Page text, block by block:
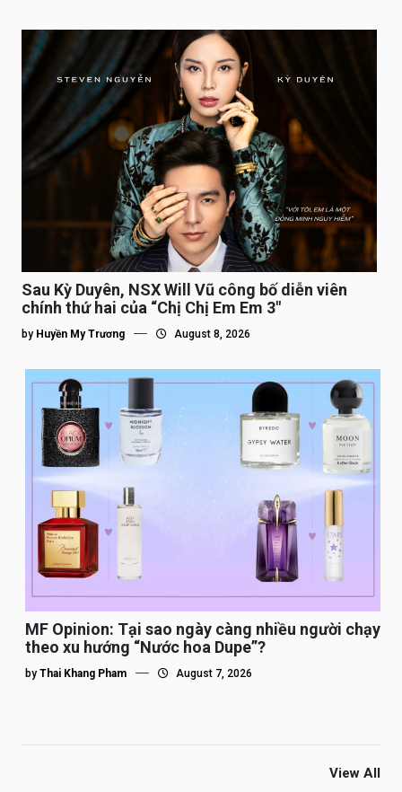
Sau Kỳ Duyên, NSX Will Vũ công bố diễn viên
chính thứ hai của “Chị Chị Em Em 3″
by Huyền My Trương August 8, 2026
MF Opinion: Tại sao ngày càng nhiều người chạy
theo xu hướng “Nước hoa Dupe”?
by Thai Khang Pham August 7, 2026
View All